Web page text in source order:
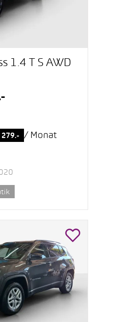
1.4 T S AWD
279.- / Monat